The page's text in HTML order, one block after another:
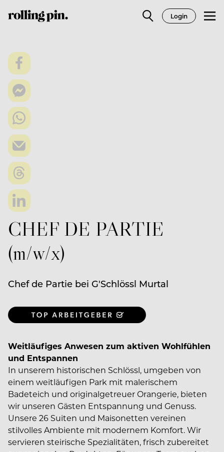
Login
CHEF DE PARTIE
(m/w/x)
Chef de Partie bei G'Schlössl Murtal
Weitläufiges Anwesen zum aktiven Wohlfühlen
und Entspannen
In unserem historischen Schlössl, umgeben von
einem weitläufigen Park mit malerischem
Badeteich und originalgetreuer Orangerie, bieten
wir unseren Gästen Entspannung und Genuss.
Unsere 26 Suiten und Maisonetten vereinen
stilvolles Ambiente mit modernem Komfort. Wir
servieren steirische Spezialitäten, frisch zubereitet